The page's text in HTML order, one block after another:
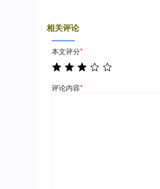
相关评论
本文评分*
评论内容*